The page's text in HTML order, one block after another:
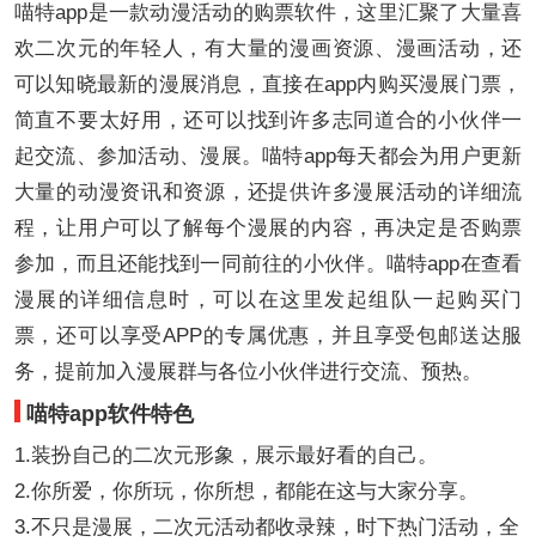
喵特app是一款动漫活动的购票软件，这里汇聚了大量喜
欢二次元的年轻人，有大量的漫画资源、漫画活动，还
可以知晓最新的漫展消息，直接在app内购买漫展门票，
简直不要太好用，还可以找到许多志同道合的小伙伴一
起交流、参加活动、漫展。喵特app每天都会为用户更新
大量的动漫资讯和资源，还提供许多漫展活动的详细流
程，让用户可以了解每个漫展的内容，再决定是否购票
参加，而且还能找到一同前往的小伙伴。喵特app在查看
漫展的详细信息时，可以在这里发起组队一起购买门
票，还可以享受APP的专属优惠，并且享受包邮送达服
务，提前加入漫展群与各位小伙伴进行交流、预热。
喵特app软件特色
1.装扮自己的二次元形象，展示最好看的自己。
2.你所爱，你所玩，你所想，都能在这与大家分享。
3.不只是漫展，二次元活动都收录辣，时下热门活动，全